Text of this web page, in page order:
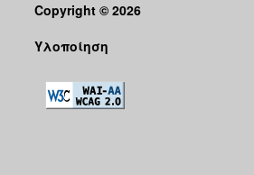
Copyright © 2026
Υλοποίηση